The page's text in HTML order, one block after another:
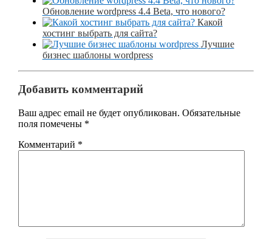
Обновление wordpress 4.4 Beta, что нового?
Какой
хостинг выбрать для сайта?
Лучшие
бизнеc шаблоны wordpress
Добавить комментарий
Ваш адрес email не будет опубликован. Обязательные
поля помечены *
Комментарий *